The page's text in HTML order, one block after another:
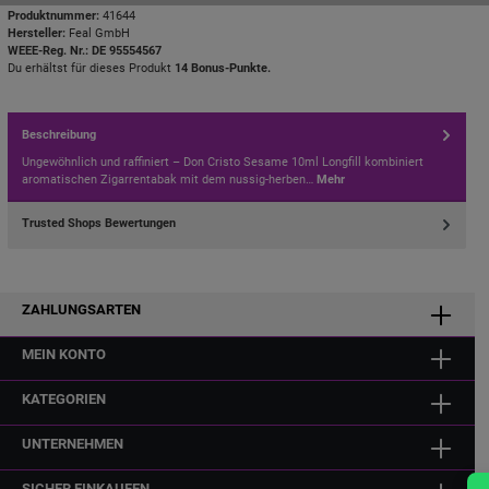
Produktnummer: 41644
Hersteller: Feal GmbH
WEEE-Reg. Nr.: DE 95554567
Du erhältst für dieses Produkt 14 Bonus-Punkte.
Beschreibung
Ungewöhnlich und raffiniert – Don Cristo Sesame 10ml Longfill kombiniert
aromatischen Zigarrentabak mit dem nussig-herben… Mehr
Trusted Shops Bewertungen
ZAHLUNGSARTEN
MEIN KONTO
KATEGORIEN
UNTERNEHMEN